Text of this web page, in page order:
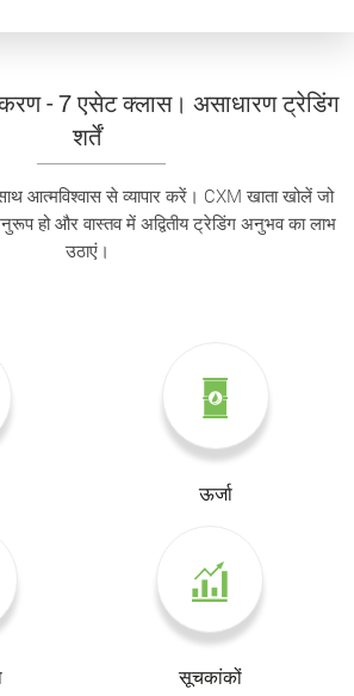
- 7 एसेट क्लास। असाधारण ट्रेडिंग
शर्तें
आत्मविश्वास से व्यापार करें। CXM खाता खोलें जो
हो और वास्तव में अद्वितीय ट्रेडिंग अनुभव का लाभ
उठाएं।
ऊर्जा
सूचकांकों